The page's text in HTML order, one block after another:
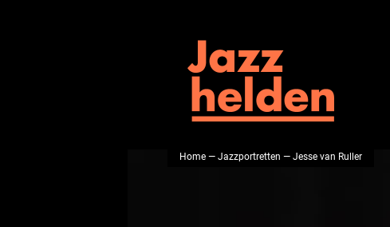
Home—Jazzportretten — Jesse van Ruller